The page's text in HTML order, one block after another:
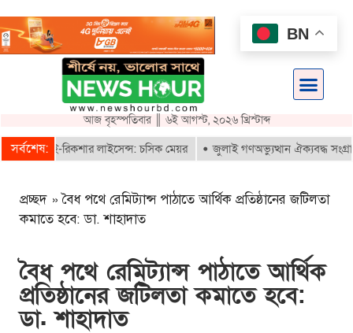
আজ বৃহস্পতিবার ║ ৬ই আগস্ট, ২০২৬ খ্রিস্টাব্দ
সর্বশেষ:
ই-রিকশার লাইসেন্স: চসিক মেয়র জুলাই গণঅভ্যুত্থান ঐক্যবদ্ধ সংগ্রামের
প্রচ্ছদ »বৈধ পথে রেমিট্যান্স পাঠাতে আর্থিক প্রতিষ্ঠানের জটিলতা
কমাতে হবে: ডা. শাহাদাত
বৈধ পথে রেমিট্যান্স পাঠাতে আর্থিক
প্রতিষ্ঠানের জটিলতা কমাতে হবে:
ডা. শাহাদাত
BN